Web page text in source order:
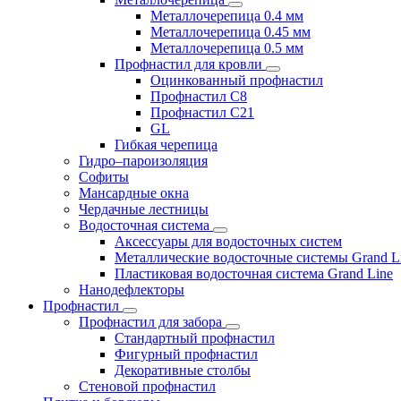
Металлочерепица 0.4 мм
Металлочерепица 0.45 мм
Металлочерепица 0.5 мм
Профнастил для кровли
Оцинкованный профнастил
Профнастил С8
Профнастил С21
GL
Гибкая черепица
Гидро–пароизоляция
Софиты
Мансардные окна
Чердачные лестницы
Водосточная система
Аксессуары для водосточных систем
Металлические водосточные системы Grand
Пластиковая водосточная система Grand Line
Нанодефлекторы
Профнастил
Профнастил для забора
Стандартный профнастил
Фигурный профнастил
Декоративные столбы
Стеновой профнастил